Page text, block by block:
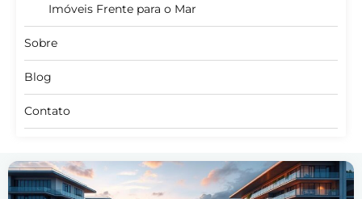
Imóveis Frente para o Mar
Sobre
Blog
Contato